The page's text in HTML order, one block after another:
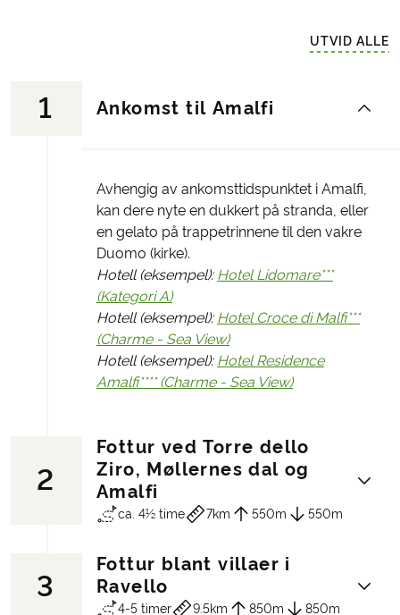
UTVID ALLE
1 Ankomst til Amalfi
Avhengig av ankomsttidspunktet i Amalfi,
kan dere nyte en dukkert på stranda, eller
en gelato på trappetrinnene til den vakre
Duomo (kirke).
Hotell (eksempel): Hotel Lidomare***
(Kategori A)
Hotell (eksempel): Hotel Croce di Malfi***
(Charme - Sea View)
Hotell (eksempel): Hotel Residence
Amalfi**** (Charme - Sea View)
2
Fottur ved Torre dello
Ziro, Møllernes dal og
Amalfi
ca. 4½ time 7km 550m 550m
Turens første fottur gir dere med det
samme et godt bilde av den fantastiske
3
Fottur blant villaer i
Ravello
4-5 timer 9.5km 850m 850m